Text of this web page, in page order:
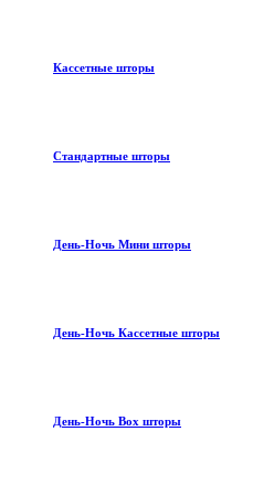
Кассетные шторы
Стандартные шторы
День-Ночь Мини шторы
День-Ночь Кассетные шторы
День-Ночь Box шторы